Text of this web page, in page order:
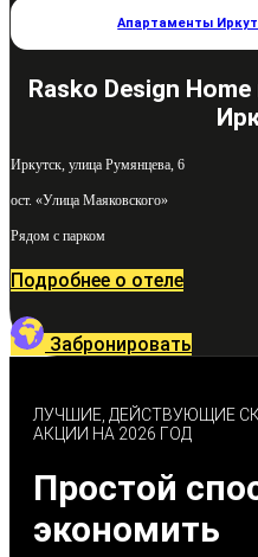
Апартаменты
Rasko Design
Иркутск, улица Румянцева, 6
ост. «Улица Маяковского»
Рядом с парком
Подробнее о отеле
Забронировать
ЛУЧШИЕ, ДЕЙСТВУЮЩИЕ
АКЦИИ НА 2026 ГОД
Простой
экономить